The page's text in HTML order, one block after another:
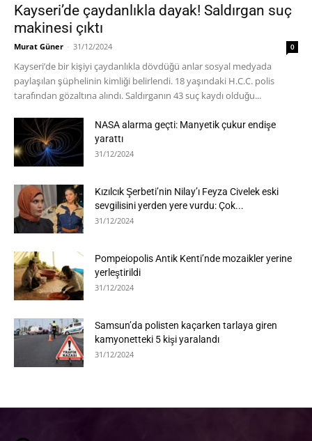
Kayseri’de çaydanlıkla dayak! Saldırgan suç
makinesi çıktı
Murat Güner - 31/12/2024 0
Kayseri’de bir kişiyi çaydanlıkla dövdüğü anlar sosyal medyada
paylaşılan şüphelinin kimliği belirlendi. 18 yaşındaki H.C.C. polis
tarafından gözaltına alındı. Saldırganın 43 suç kaydı olduğu...
NASA alarma geçti: Manyetik çukur endişe
yarattı
31/12/2024
Kızılcık Şerbeti’nin Nilay’ı Feyza Civelek eski
sevgilisini yerden yere vurdu: Çok...
31/12/2024
Pompeiopolis Antik Kenti’nde mozaikler yerine
yerleştirildi
31/12/2024
Samsun’da polisten kaçarken tarlaya giren
kamyonetteki 5 kişi yaralandı
31/12/2024